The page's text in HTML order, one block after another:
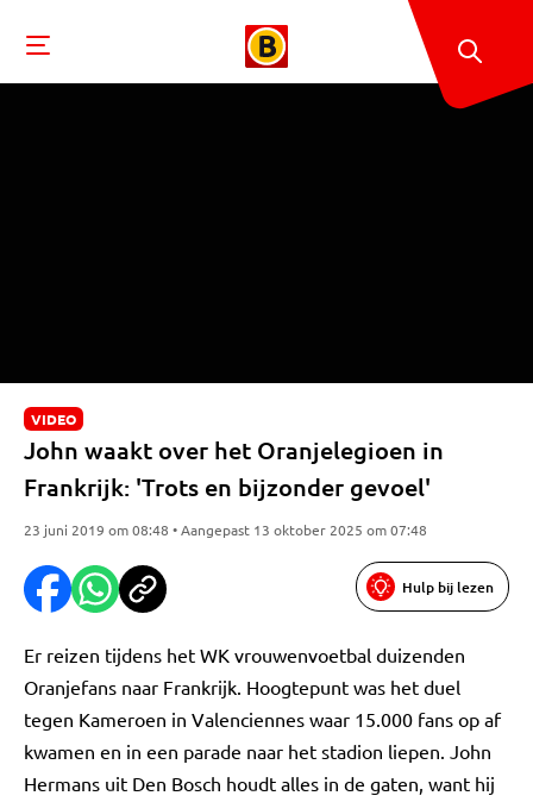
VIDEO
John waakt over het Oranjelegioen in
Frankrijk: 'Trots en bijzonder gevoel'
23 juni 2019 om 08:48 • Aangepast 13 oktober 2025 om 07:48
Hulp bij lezen
Er reizen tijdens het WK vrouwenvoetbal duizenden
Oranjefans naar Frankrijk. Hoogtepunt was het duel
tegen Kameroen in Valenciennes waar 15.000 fans op af
kwamen en in een parade naar het stadion liepen. John
Hermans uit Den Bosch houdt alles in de gaten, want hij